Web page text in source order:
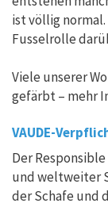
ist völlig
Fusselrolle
Viele unserer
gefärbt – mehr
VAUDE-
Der
und weltweiter
der Schafe und